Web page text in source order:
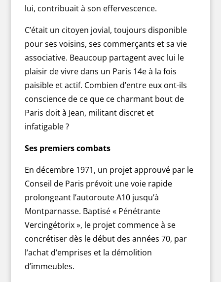
lui, contribuait à son effervescence.
C’était un citoyen jovial, toujours disponible
pour ses voisins, ses commerçants et sa vie
associative. Beaucoup partagent avec lui le
plaisir de vivre dans un Paris 14e à la fois
paisible et actif. Combien d’entre eux ont-ils
conscience de ce que ce charmant bout de
Paris doit à Jean, militant discret et
infatigable ?
Ses premiers combats
En décembre 1971, un projet approuvé par le
Conseil de Paris prévoit une voie rapide
prolongeant l’autoroute A10 jusqu’à
Montparnasse. Baptisé « Pénétrante
Vercingétorix », le projet commence à se
concrétiser dès le début des années 70, par
l’achat d’emprises et la démolition
d’immeubles.